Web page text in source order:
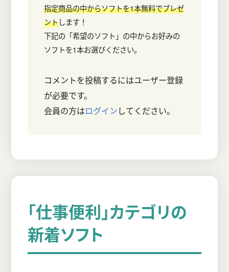
指定商品の中からソフトを1本無料でプレゼ
ントします！
下記の「希望のソフト」の中からお好みの
ソフトを1本お選びください。
コメントを投稿するにはユーザー登録
が必要です。
会員の方はログインしてください。
「仕事便利」カテゴリの
新着ソフト